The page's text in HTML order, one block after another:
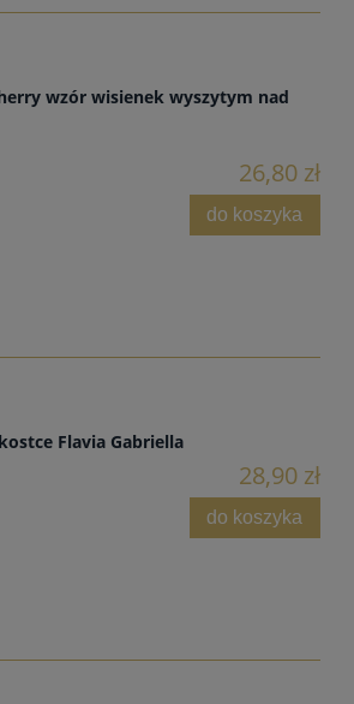
wzór wisienek wyszytym nad
26,80 zł
do koszyka
Flavia Gabriella
28,90 zł
do koszyka